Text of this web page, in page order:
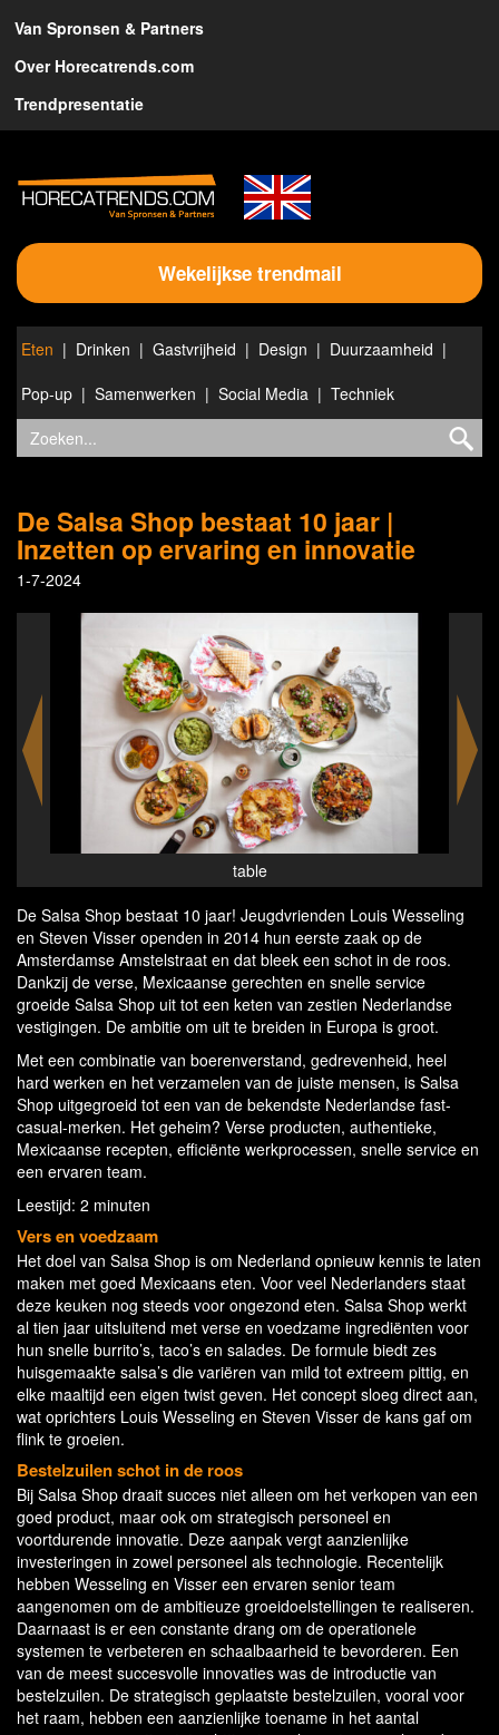
Van Spronsen & Partners
Over Horecatrends.com
Trendpresentatie
Wekelijkse trendmail
Eten Drinken Gastvrijheid Design
Duurzaamheid
Pop-up
Samenwerken Social Media Techniek
De Salsa Shop bestaat 10 jaar |
Inzetten op ervaring en innovatie
1-7-2024
table
De Salsa Shop bestaat 10 jaar! Jeugdvrienden Louis Wesseling
en Steven Visser openden in 2014 hun eerste zaak op de
Amsterdamse Amstelstraat en dat bleek een schot in de roos.
Dankzij de verse, Mexicaanse gerechten en snelle service
groeide Salsa Shop uit tot een keten van zestien Nederlandse
vestigingen. De ambitie om uit te breiden in Europa is groot.
Met een combinatie van boerenverstand, gedrevenheid, heel
hard werken en het verzamelen van de juiste mensen, is Salsa
Shop uitgegroeid tot een van de bekendste Nederlandse fast-
casual-merken. Het geheim? Verse producten, authentieke,
Mexicaanse recepten, efficiënte werkprocessen, snelle service en
een ervaren team.
Leestijd: 2 minuten
Vers en voedzaam
Het doel van Salsa Shop is om Nederland opnieuw kennis te laten
maken met goed Mexicaans eten. Voor veel Nederlanders staat
deze keuken nog steeds voor ongezond eten. Salsa Shop werkt
al tien jaar uitsluitend met verse en voedzame ingrediënten voor
hun snelle burrito’s, taco’s en salades. De formule biedt zes
huisgemaakte salsa’s die variëren van mild tot extreem pittig, en
elke maaltijd een eigen twist geven. Het concept sloeg direct aan,
wat oprichters Louis Wesseling en Steven Visser de kans gaf om
flink te groeien.
Bestelzuilen schot in de roos
Bij Salsa Shop draait succes niet alleen om het verkopen van een
goed product, maar ook om strategisch personeel en
voortdurende innovatie. Deze aanpak vergt aanzienlijke
investeringen in zowel personeel als technologie. Recentelijk
hebben Wesseling en Visser een ervaren senior team
aangenomen om de ambitieuze groeidoelstellingen te realiseren.
Daarnaast is er een constante drang om de operationele
systemen te verbeteren en schaalbaarheid te bevorderen. Een
van de meest succesvolle innovaties was de introductie van
bestelzuilen. De strategisch geplaatste bestelzuilen, vooral voor
het raam, hebben een aanzienlijke toename in het aantal